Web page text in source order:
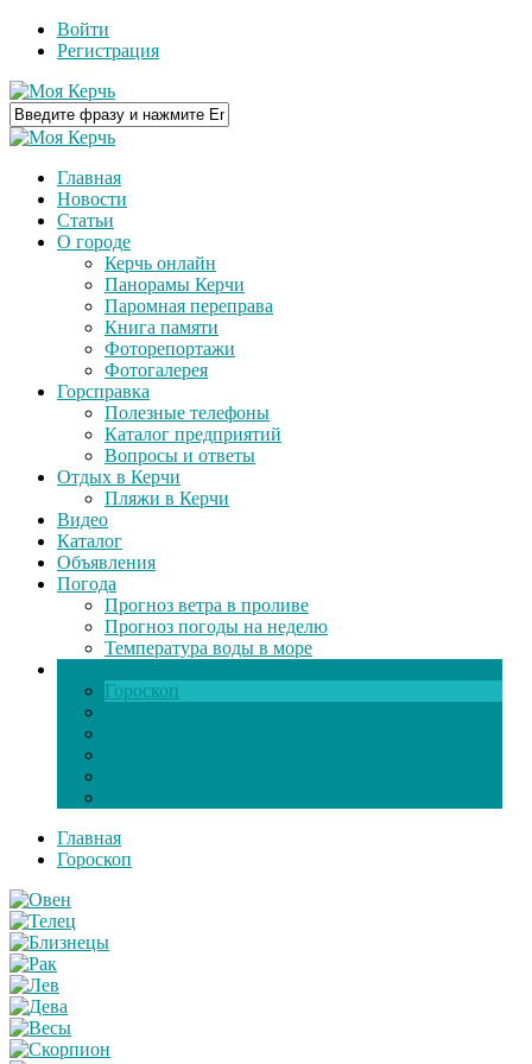
Войти
Регистрация
Главная
Новости
Статьи
О городе
Керчь онлайн
Панорамы Керчи
Паромная переправа
Книга памяти
Фоторепортажи
Фотогалерея
Горсправка
Полезные телефоны
Каталог предприятий
Вопросы и ответы
Отдых в Керчи
Пляжи в Керчи
Видео
Каталог
Объявления
Погода
Прогноз ветра в проливе
Прогноз погоды на неделю
Температура воды в море
Гороскоп
Главная
Гороскоп